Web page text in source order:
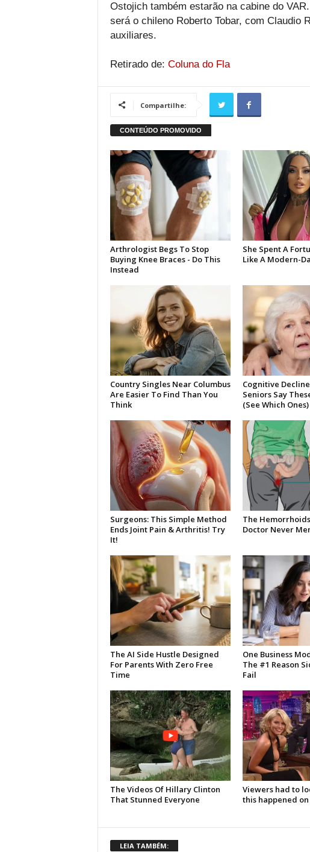
Ostojich também estarão na cabine do
será o chileno Roberto Tobar, com Claudio
auxiliares.
Retirado de: Coluna do Fla
Compartilhe:
LEIA TAMBÉM: